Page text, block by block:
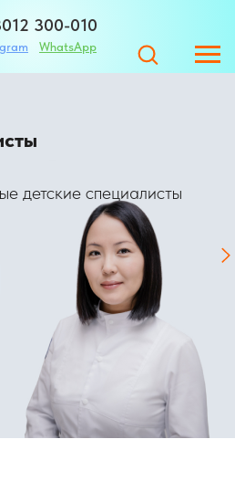
ЗАПИСАТЬСЯ
300-010
WhatsApp
г. Улан-Удэ ул.
получи